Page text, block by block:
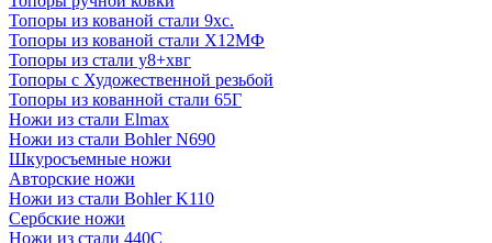
Топоры из кованой стали 9хс.
Топоры из кованой стали Х12МФ
Топоры из стали у8+хвг
Топоры с Художественной резьбой
Топоры из кованной стали 65Г
Ножи из стали Elmax
Ножи из стали Bohler N690
Шкуросъемные ножи
Авторские ножи
Ножи из стали Bohler K110
Сербские ножи
Ножи из стали 440С